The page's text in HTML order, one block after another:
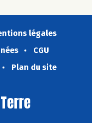
légales
CGU
Plan du site